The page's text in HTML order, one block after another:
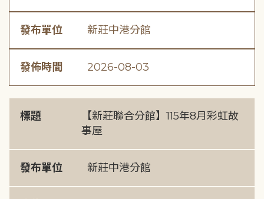
發布單位 新莊中港分館
發佈時間 2026-08-03
標題
【新莊聯合分館】115年8月彩虹故
事屋
發布單位 新莊中港分館